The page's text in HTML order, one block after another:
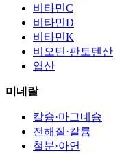
비타민C
비타민D
비타민K
비오틴·판토텐산
엽산
미네랄
칼슘·마그네슘
전해질·칼륨
철분·아연